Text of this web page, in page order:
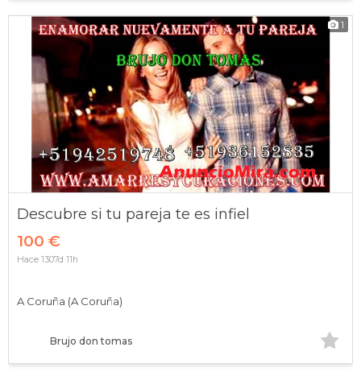
1
Descubre si tu pareja te es infiel
100 €
Brujo don tomas
A Coruña (A Coruña)
Hace 1307d 11h